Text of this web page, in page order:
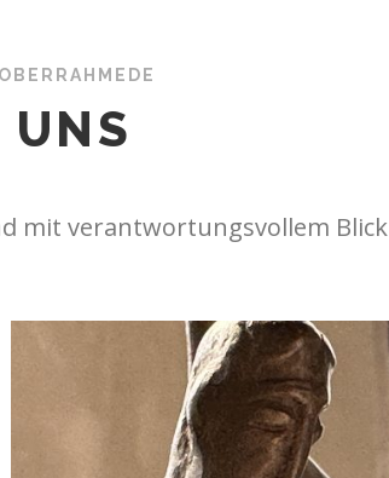
UNS
mit verantwortungsvollem Blick